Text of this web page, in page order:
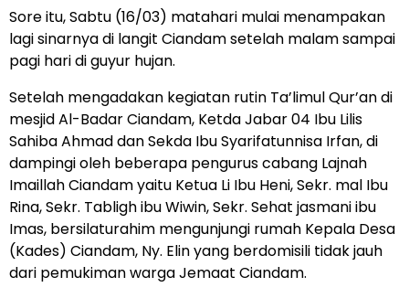
Sore itu, Sabtu (16/03) matahari mulai menampakan
lagi sinarnya di langit Ciandam setelah malam sampai
pagi hari di guyur hujan.
Setelah mengadakan kegiatan rutin Ta’limul Qur’an di
mesjid Al-Badar Ciandam, Ketda Jabar 04 Ibu Lilis
Sahiba Ahmad dan Sekda Ibu Syarifatunnisa Irfan, di
dampingi oleh beberapa pengurus cabang Lajnah
Imaillah Ciandam yaitu Ketua Li Ibu Heni, Sekr. mal Ibu
Rina, Sekr. Tabligh ibu Wiwin, Sekr. Sehat jasmani ibu
Imas, bersilaturahim mengunjungi rumah Kepala Desa
(Kades) Ciandam, Ny. Elin yang berdomisili tidak jauh
dari pemukiman warga Jemaat Ciandam.